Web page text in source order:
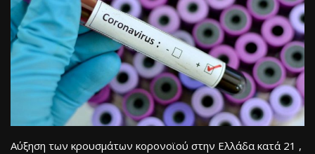
Αύξηση των κρουσμάτων κορονοϊού στην Ελλάδα κατά 21 ,